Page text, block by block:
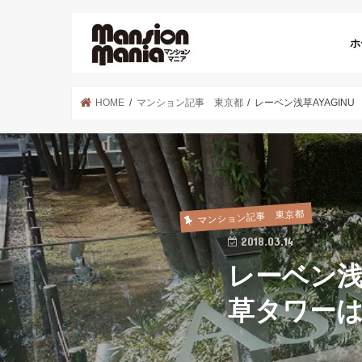
HOME マンション記事 東京都 レーベン浅草
マンション記事 東京都
2018.03.14
レーベン
草タワー